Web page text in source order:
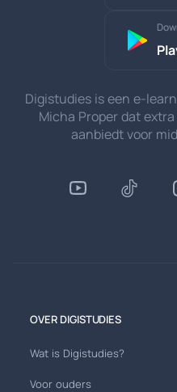
Digistudies is een e-
Micha Proper dat
aanbiedt voor
OVER DIGISTUDIES
Wat is Digistudies?
Voor ouders